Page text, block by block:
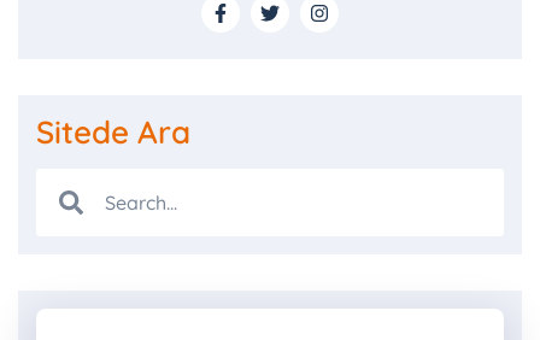
Sitede Ara